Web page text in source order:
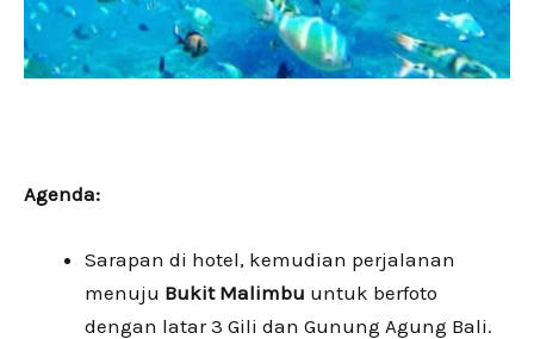
Agenda:
Sarapan di hotel, kemudian perjalanan
menuju Bukit Malimbu untuk berfoto
dengan latar 3 Gili dan Gunung Agung Bali.